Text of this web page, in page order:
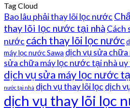
Tag Cloud
Bao lâu phải thay lõi lọc nước
thay lõi lọc nước tại nhà Cách
nước cách thay lõi lọc nước
máy lọc nước Sawa dịch vụ sửa
sửa chữa máy lọc nước tại nhà uy
dịch vụ sửa máy lọc nước
nước tại nhà dịch vụ thay lõi lọc dịch
dịch vụ thay lõi lọc